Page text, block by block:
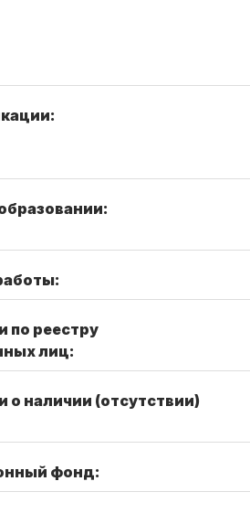
по реестру
лиц:
о наличии (отсутствии)
фонд: